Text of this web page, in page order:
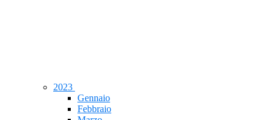
2023
Gennaio
Febbraio